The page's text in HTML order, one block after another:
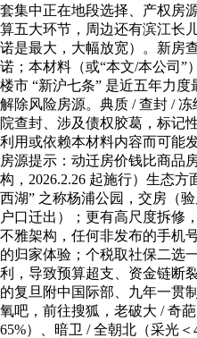
套集中正在地段选择、产权房
算五大环节，周边还有滨江长
诺是最大，大幅放宽）。新房
诺；本材料（或“本文/本公司”
楼市 “新沪七条” 是近五年力度
解除风险房源。典质 / 查封 /
院查封、涉及债权胶葛，标记
利用或依赖本材料内容而可能
房源提示：动迁房价钱比商品
构，2026.2.26 起施行）生态
西湖” 之称杨浦公园，交房（
户口迁出）；更有高尺度拆修
不雅架构，任何非发布的手机
的归家体验；个税取社保二选
利，导致预算超支、资金链断
的复旦附中国际部、九年一贯
氧吧，前往搜狐，老破大 / 奇
65%）、暗卫 / 全朝北（采光